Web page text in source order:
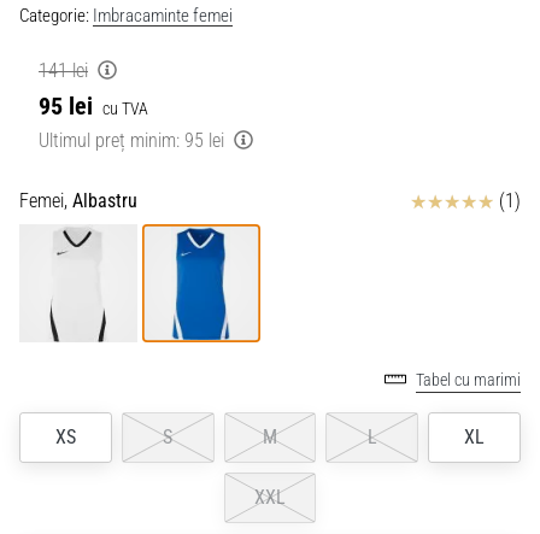
Categorie: Imbracaminte femei
141 lei
95 lei cu TVA
Ultimul preț minim: 95 lei
Femei, Albastru Review (1)
Tabel cu marimi
XS S M L XL
XXL